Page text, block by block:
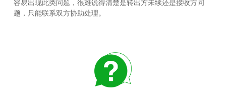
容易出现此类问题，很难说得清楚是转出方未续还是接收方问
题，只能联系双方协助处理。